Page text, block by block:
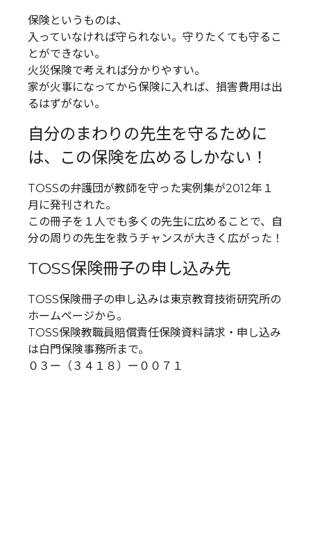
保険というものは、
入っていなければ守られない。守りたくても守るこ
とができない。
火災保険で考えれば分かりやすい。
家が火事になってから保険に入れば、損害費用は出
るはずがない。
自分のまわりの先生を守るために
は、この保険を広めるしかない！
TOSSの弁護団が教師を守った実例集が2012年１
月に発刊された。
この冊子を１人でも多くの先生に広めることで、自
分の周りの先生を救うチャンスが大きく広がった！
TOSS保険冊子の申し込み先
TOSS保険冊子の申し込みは東京教育技術研究所の
ホームページから。
TOSS保険教職員賠償責任保険資料請求・申し込み
は白門保険事務所まで。
０３ー（３４１８）ー００７１